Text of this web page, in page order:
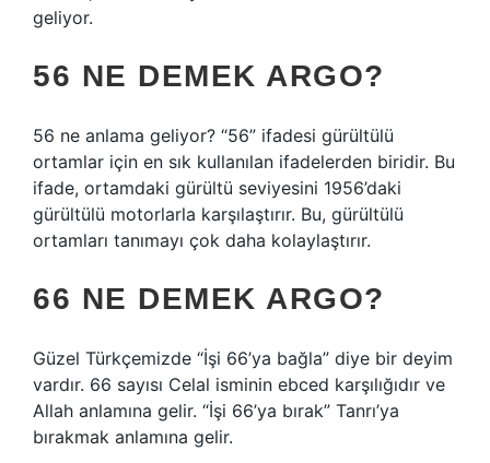
geliyor.
56 NE DEMEK ARGO?
56 ne anlama geliyor? “56” ifadesi gürültülü
ortamlar için en sık kullanılan ifadelerden biridir. Bu
ifade, ortamdaki gürültü seviyesini 1956’daki
gürültülü motorlarla karşılaştırır. Bu, gürültülü
ortamları tanımayı çok daha kolaylaştırır.
66 NE DEMEK ARGO?
Güzel Türkçemizde “İşi 66’ya bağla” diye bir deyim
vardır. 66 sayısı Celal isminin ebced karşılığıdır ve
Allah anlamına gelir. “İşi 66’ya bırak” Tanrı’ya
bırakmak anlamına gelir.